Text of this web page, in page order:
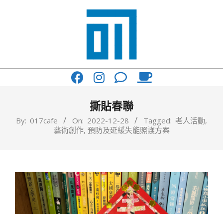
017
你
咖
撕貼春聯
By: 017cafe On: 2022-12-28 Tagged: 老人活動,
藝術創作, 預防及延緩失能照護方案